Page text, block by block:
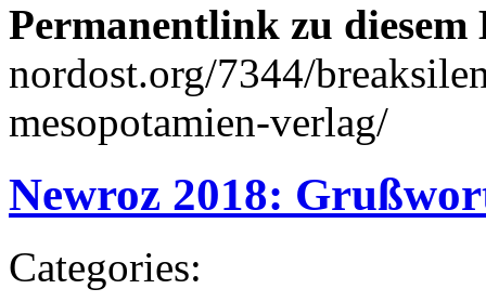
Permanentlink zu
nordost.org/7344/
mesopotamien-verlag/
Newroz 2018:
Categories: